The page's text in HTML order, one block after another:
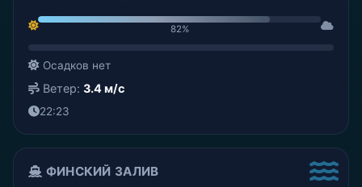
82%
Осадков нет
Ветер: 3.4 м/с
22:23
ФИНСКИЙ ЗАЛИВ